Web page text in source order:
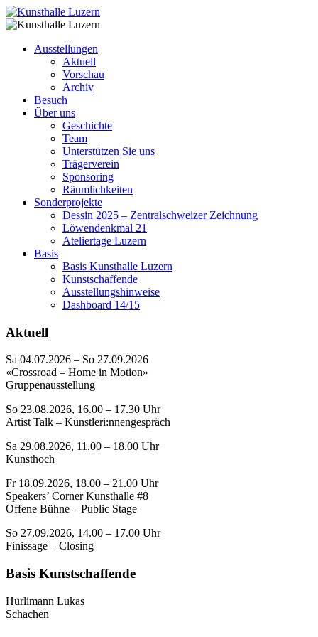
Ausstellungen
Aktuell
Vorschau
Archiv
Besuch
Über uns
Geschichte
Team
Unterstützen Sie uns
Trägerverein
Sponsoring
Räumlichkeiten
Sonderprojekte
Dessin 2025 – Zentralschweizer Zeichnung
Löwendenkmal 21
Ateliertage Luzern
Basis
Basis Kunsthalle Luzern
Kunstschaffende
Ausstellungshinweise
Dashboard 14/15
Aktuell
Sa 04.07.2026 – So 27.09.2026
«Crossroad – Home in Motion»
Gruppenausstellung
So 23.08.2026, 16.00 – 17.30 Uhr
Artist Talk – Künstleri:nnengespräch
Sa 29.08.2026, 11.00 – 18.00 Uhr
Kunsthoch
Fr 18.09.2026, 18.00 – 21.00 Uhr
Speakers’ Corner Kunsthalle #8
Offene Bühne – Public Stage
So 27.09.2026, 14.00 – 17.00 Uhr
Finissage – Closing
Basis Kunstschaffende
Hürlimann Lukas
Schachen